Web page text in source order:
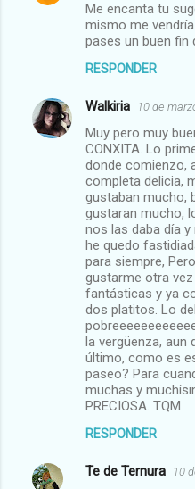
Me encanta tu
mismo me
pases un buen fin
RESPONDER
Walkiria 10 de
Muy pero muy
CONXITA. Lo
donde comienzo,
completa delicia,
gustaban mucho,
gustaran mucho,
nos las daba día
he quedo
para siempre,
gustarme otra
fantásticas y ya
dos platitos. Lo
la vergüenza, aun
último, como es
paseo? Para
muchas y
PRECIOSA. TQM
RESPONDER
Te de Ternura 10